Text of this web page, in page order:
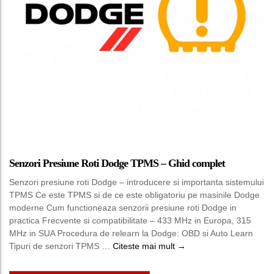
Senzori Presiune Roti Dodge TPMS – Ghid complet
Senzori presiune roti Dodge – introducere si importanta sistemului
TPMS Ce este TPMS si de ce este obligatoriu pe masinile Dodge
moderne Cum functioneaza senzorii presiune roti Dodge in
practica Frecvente si compatibilitate – 433 MHz in Europa, 315
MHz in SUA Procedura de relearn la Dodge: OBD si Auto Learn
Tipuri de senzori TPMS … Citeste mai mult Senzori Presiune Roti
→